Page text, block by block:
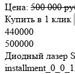
Цена: 500 000
Купить в 1 клик
440000
500000
Диодный лазер